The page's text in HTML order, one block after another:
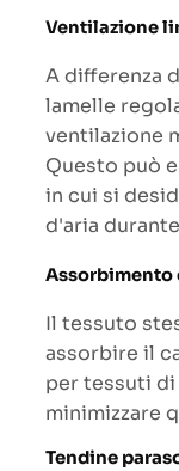
Ventilazione
A differenza
lamelle
ventilazione
Questo può
in cui si
d'aria
Assorbimento
Il tessuto
assorbire il
per tessuti
minimizzare
Tendine